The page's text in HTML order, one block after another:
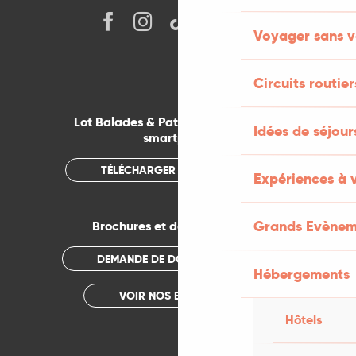
Voyager sans
Circuits
Idées de
Expériences à
Grands
Hébergements
Hôtels
Lot Balades & Patrimoines sur votre
smartphone
TÉLÉCHARGER L'APPLICATION
Brochures et documentations
DEMANDE DE DOCUMENTATION
VOIR NOS BROCHURES